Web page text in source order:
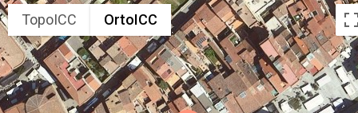
TopoICC OrtoICC